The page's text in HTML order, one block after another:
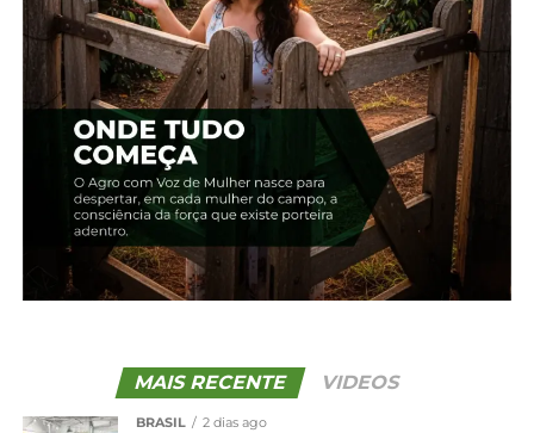
Edição 08 – Irati
22 de novembro, 2023
Em "2018"
TÓPICOS RELACIONADOS:
UP NEXT
Edição 25 – Maio
NÃO PERCA
Edição 23 – Março
MAIS RECENTE VIDEOS
BRASIL 2 dias ago